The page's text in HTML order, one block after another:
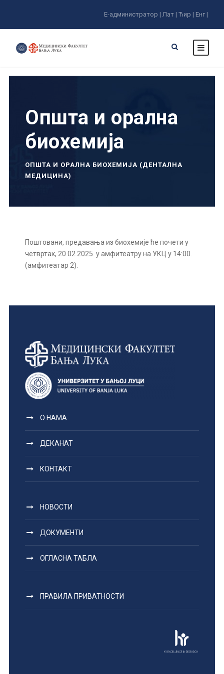
Е-администратор | Лат | Ћир | Енг |
Општа и орална
биохемија
ОПШТА И ОРАЛНА БИОХЕМИЈА (ДЕНТАЛНА
МЕДИЦИНА)
Поштовани, предавања из биохемије ће почети у
четвртак, 20.02.2025. у амфитеатру на УКЦ у 14:00.
(амфитеатар 2).
О НАМА
ДЕКАНАТ
КОНТАКТ
НОВОСТИ
ДОКУМЕНТИ
ОГЛАСНА ТАБЛА
ПРАВИЛА ПРИВАТНОСТИ